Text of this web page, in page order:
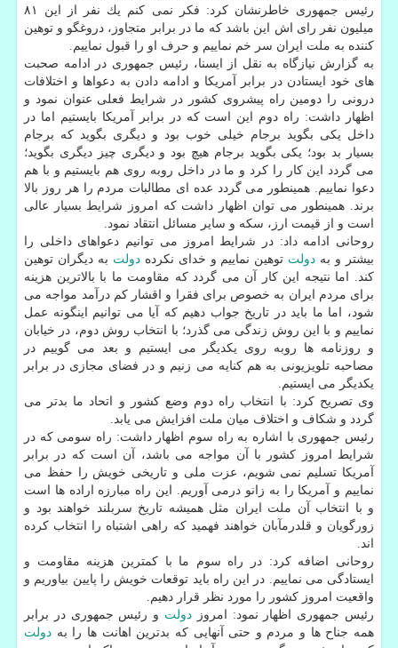
رئیس جمهوری خاطرنشان كرد: فكر نمی كنم یك نفر از این ۸۱
میلیون نفر رای اش این باشد كه ما در برابر متجاوز، دروغگو و توهین
كننده به ملت ایران سر خم نماییم و حرف او را قبول نماییم.
به گزارش نیازگاه به نقل از ایسنا، رئیس جمهوری در ادامه صحبت
های خود ایستادن در برابر آمریكا و ادامه دادن به دعواها و اختلافات
درونی را دومین راه پیشروی كشور در شرایط فعلی عنوان نمود و
اظهار داشت: راه دوم این است كه در برابر آمریكا بایستیم اما در
داخل یكی بگوید برجام خیلی خوب بود و دیگری بگوید كه برجام
بسیار بد بود؛ یكی بگوید برجام هیچ بود و دیگری چیز دیگری بگوید؛
می گردد این كار را كرد و ما در داخل روبه روی هم بایستیم و با هم
دعوا نماییم. همینطور می گردد عده ای مطالبات مردم را هر روز بالا
برند. همینطور می توان اظهار داشت كه امروز شرایط بسیار عالی
است و از قیمت ارز، سكه و سایر مسائل انتقاد نمود.
روحانی ادامه داد: در شرایط امروز می توانیم دعواهای داخلی را
بیشتر و به دولت توهین نماییم و خدای نكردهدولت به دیگران توهین
كند. اما نتیجه این كار آن می گردد كه مقاومت ما با بالاترین هزینه
برای مردم ایران به خصوص برای فقرا و اقشار كم درآمد مواجه می
شود، اما ما باید در تاریخ جواب دهیم كه آیا می توانیم اینگونه عمل
نماییم و با این روش زندگی می گذرد؛ با انتخاب روش دوم، در خیابان
و روزنامه ها روبه روی یكدیگر می ایستیم و بعد می گوییم در
مصاحبه تلویزیونی به هم كنایه می زنیم و در فضای مجازی در برابر
یكدیگر می ایستیم.
وی تصریح كرد: با انتخاب راه دوم وضع كشور و اتحاد ما بدتر می
گردد و شكاف و اختلاف میان ملت افزایش می یابد.
رئیس جمهوری با اشاره به راه سوم اظهار داشت: راه سومی كه در
شرایط امروز كشور با آن مواجه می باشد، آن است كه در برابر
آمریكا تسلیم نمی شویم، عزت ملی و تاریخی خویش را حفظ می
نماییم و آمریكا را به زانو درمی آوریم. این راه مبارزه اراده ها است
و با انتخاب آن ملت ایران مثل همیشه تاریخ سربلند خواهند بود و
زورگویان و قلدرمآبان خواهند فهمید كه راهی اشتباه را انتخاب كرده
اند.
روحانی اضافه كرد: در راه سوم ما با كمترین هزینه مقاومت و
ایستادگی می نماییم. در این راه باید توقعات خویش را پایین بیاوریم و
واقعیت امروز كشور را مورد نظر قرار دهیم.
رئیس جمهوری اظهار نمود: امروز دولت و رئیس جمهوری در برابر
همه جناح ها و مردم و حتی آنهایی كه بدترین اهانت ها را به دولت